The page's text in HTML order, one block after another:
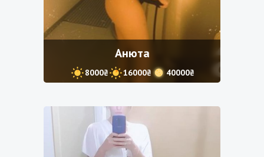
Анюта
8000₴ 16000₴ 40000₴